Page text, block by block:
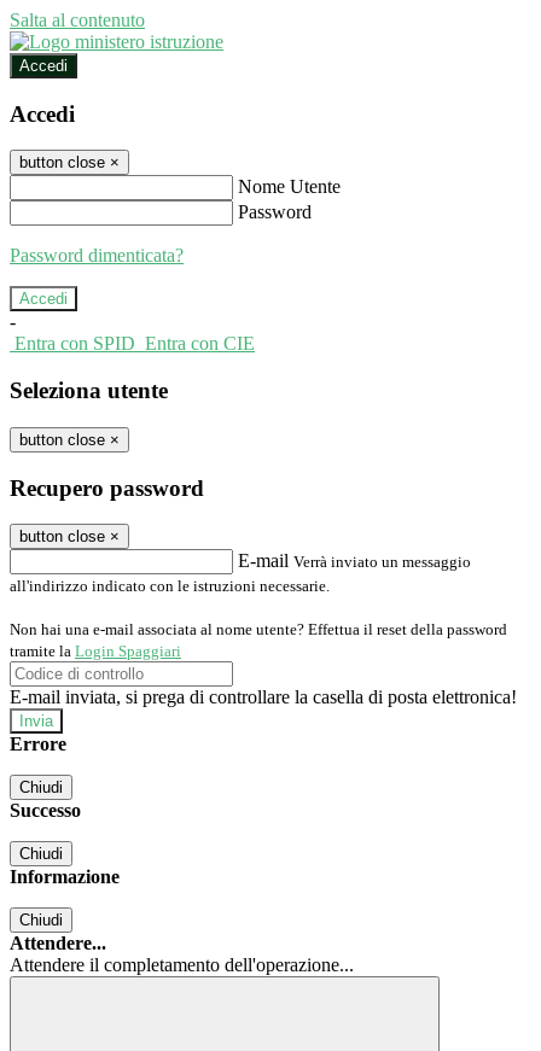
Salta al contenuto
Accedi
Accedi
button close ×
Nome Utente
Password
Password dimenticata?
-
Entra con SPID Entra con CIE
Seleziona utente
button close ×
Recupero password
button close ×
E-mail Verrà inviato un messaggio
all'indirizzo indicato con le istruzioni necessarie.
Non hai una e-mail associata al nome utente? Effettua il reset della password
tramite la Login Spaggiari
E-mail inviata, si prega di controllare la casella di posta elettronica!
Errore
Chiudi
Successo
Chiudi
Informazione
Chiudi
Attendere...
Attendere il completamento dell'operazione...